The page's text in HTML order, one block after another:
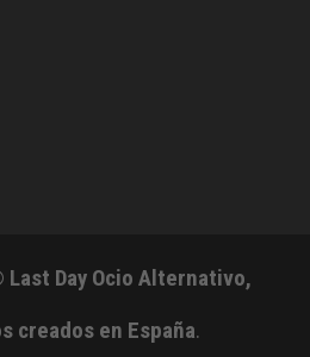
Last Day Ocio Alternativo,
creados en España.